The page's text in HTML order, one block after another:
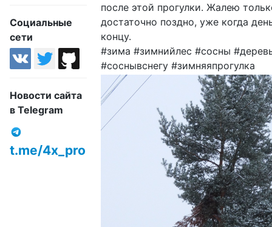
Социальные
сети
Новости сайта
в Telegram
t.me/4x_pro
после этой прогулки. Жалею
достаточно поздно, уже когда
концу.
#зима #зимнийлес #сосны
#соснывснегу #зимняяпрогулка